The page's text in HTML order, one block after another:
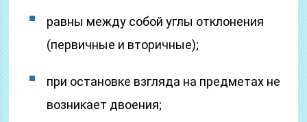
равны между собой углы отклонения
(первичные и вторичные);
при остановке взгляда на предметах не
возникает двоения;